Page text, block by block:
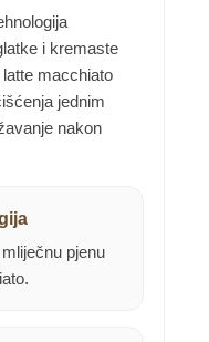
i kremaste
macchiato
jednim
nakon
pjenu